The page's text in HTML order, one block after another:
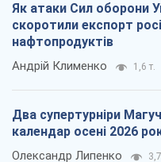
Як атаки Сил оборони
скоротили експорт
нафтопродуктів
Андрій Клименко 1,6 т.
Два супертурніри
календар осені 2026
Олександр Липенко